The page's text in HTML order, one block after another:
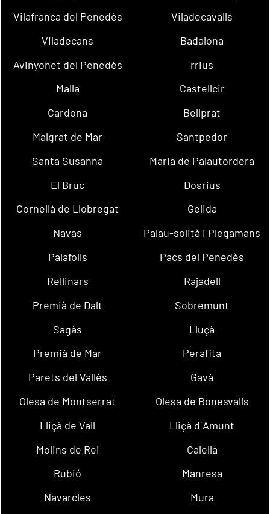
Vilafranca del Penedès
Viladecavalls
Viladecans
Badalona
Avinyonet del Penedès
rrius
Malla
Castellcir
Cardona
Bellprat
Malgrat de Mar
Santpedor
Santa Susanna
Maria de Palautordera
El Bruc
Dosrius
Cornellà de Llobregat
Gelida
Navas
Palau-solità i Plegamans
Palafolls
Pacs del Penedès
Rellinars
Rajadell
Premià de Dalt
Sobremunt
Sagàs
Lluçà
Premià de Mar
Perafita
Parets del Vallès
Gavà
Olesa de Montserrat
Olesa de Bonesvalls
Lliçà de Vall
Lliçà d´Amunt
Molins de Rei
Calella
Rubió
Manresa
Navarcles
Mura